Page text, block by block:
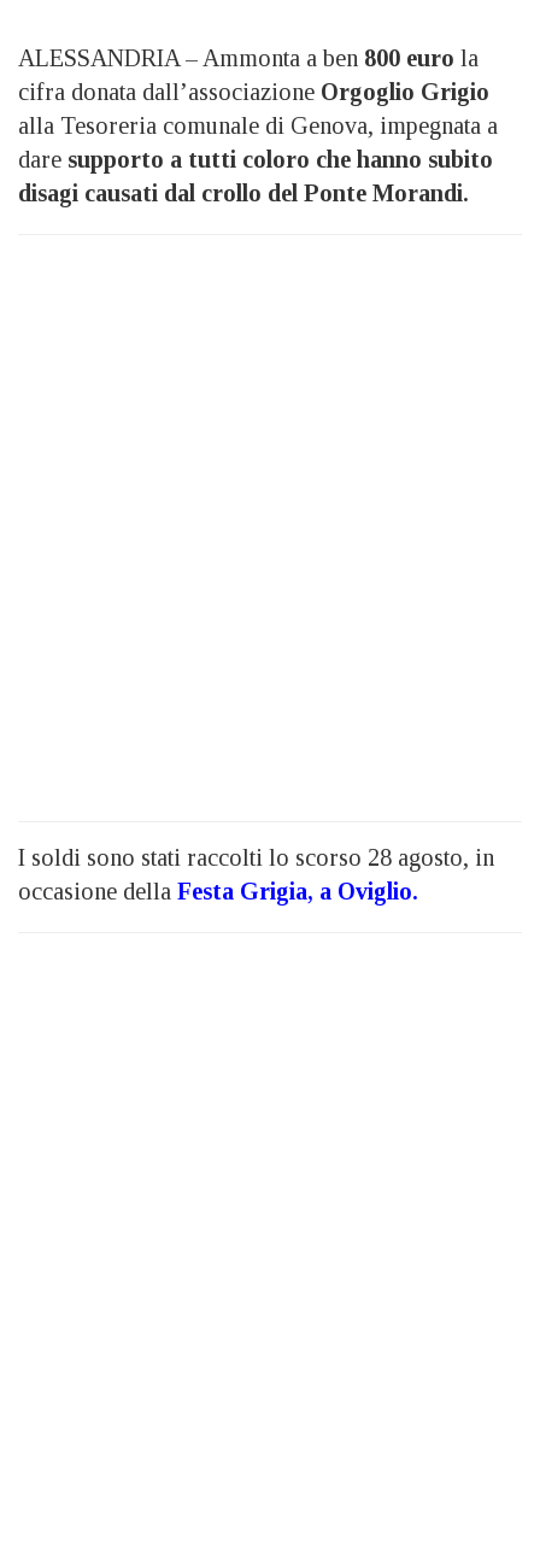
ALESSANDRIA – Ammonta a ben 800 euro la
cifra donata dall’associazione Orgoglio Grigio
alla Tesoreria comunale di Genova, impegnata a
dare supporto a tutti coloro che hanno subito
disagi causati dal crollo del Ponte Morandi.
I soldi sono stati raccolti lo scorso 28 agosto, in
occasione della Festa Grigia, a Oviglio.